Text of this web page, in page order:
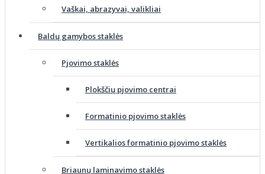
Vaškai, abrazyvai, valikliai
Baldų gamybos staklės
Pjovimo staklės
Plokščių pjovimo centrai
Formatinio pjovimo staklės
Vertikalios formatinio pjovimo staklės
Briaunų laminavimo staklės